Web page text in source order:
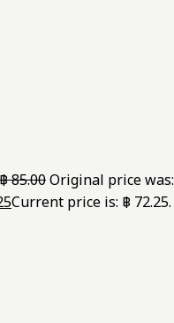
฿85.00Original price was:
Current price is: ฿ 72.25.